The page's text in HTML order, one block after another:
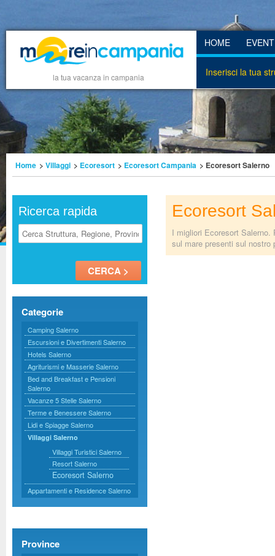
la tua vacanza in campania
HOME
Inserisci la tua
Home > Villaggi > Ecoresort > Ecoresort Campania > Ecoresort Salerno
Ricerca rapida
Categorie
Camping Salerno
Escursioni e Divertimenti Salerno
Hotels Salerno
Agriturismi e Masserie Salerno
Bed and Breakfast e Pensioni
Salerno
Vacanze 5 Stelle Salerno
Terme e Benessere Salerno
Lidi e Spiagge Salerno
Villaggi Salerno
Villaggi Turistici Salerno
Resort Salerno
Ecoresort Salerno
Appartamenti e Residence Salerno
Province
Ecoresort
I migliori Ecoresort
sul mare presenti sul nostro